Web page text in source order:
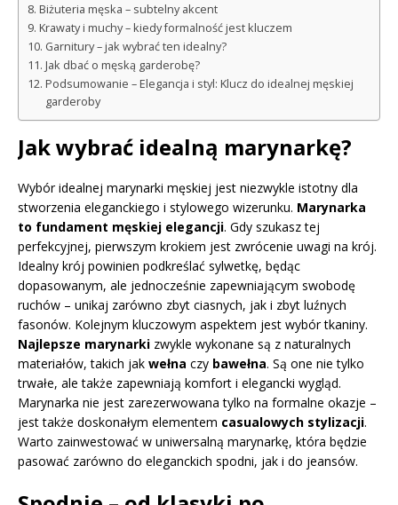
Biżuteria męska – subtelny akcent
Krawaty i muchy – kiedy formalność jest kluczem
Garnitury – jak wybrać ten idealny?
Jak dbać o męską garderobę?
Podsumowanie – Elegancja i styl: Klucz do idealnej męskiej
garderoby
Jak wybrać idealną marynarkę?
Wybór idealnej marynarki męskiej jest niezwykle istotny dla
stworzenia eleganckiego i stylowego wizerunku. Marynarka
to fundament męskiej elegancji. Gdy szukasz tej
perfekcyjnej, pierwszym krokiem jest zwrócenie uwagi na krój.
Idealny krój powinien podkreślać sylwetkę, będąc
dopasowanym, ale jednocześnie zapewniającym swobodę
ruchów – unikaj zarówno zbyt ciasnych, jak i zbyt luźnych
fasonów. Kolejnym kluczowym aspektem jest wybór tkaniny.
Najlepsze marynarki zwykle wykonane są z naturalnych
materiałów, takich jak wełna czy bawełna. Są one nie tylko
trwałe, ale także zapewniają komfort i elegancki wygląd.
Marynarka nie jest zarezerwowana tylko na formalne okazje –
jest także doskonałym elementem casualowych stylizacji.
Warto zainwestować w uniwersalną marynarkę, która będzie
pasować zarówno do eleganckich spodni, jak i do jeansów.